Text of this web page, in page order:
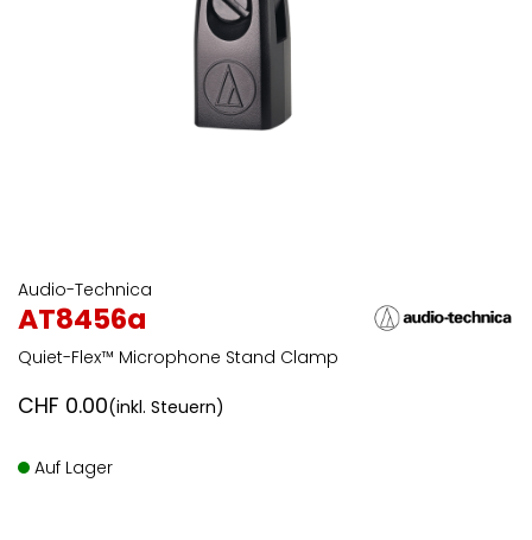
Audio-Technica
AT8456a
Quiet-Flex™ Microphone Stand Clamp
CHF 0.00(inkl. Steuern)
Auf Lager